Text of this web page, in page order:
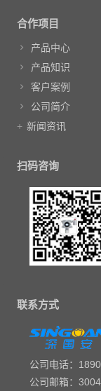
合作项目
产品中心
产品知识
客户案例
公司简介
新闻资讯
扫码咨询
联系方式
公司电话：
公司邮箱：